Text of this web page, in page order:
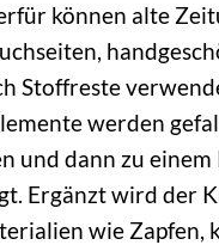
können alte
Stoffreste
werden
und dann zu einem
Ergänzt wird der
wie Zapfen,